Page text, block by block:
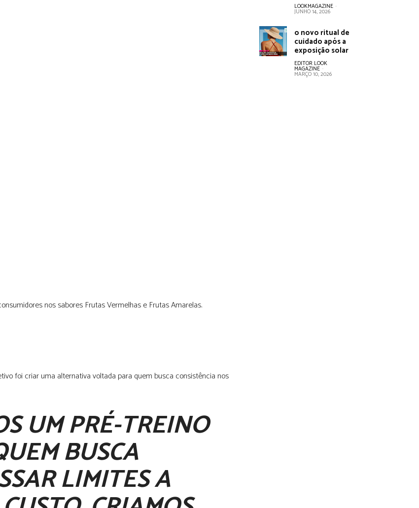
nos sabores Frutas Vermelhas e Frutas Amarelas.
foi criar uma alternativa voltada para quem busca consistência nos
UM PRÉ-TREINO
BUSCA
LIMITES A
LOOKMAGAZINE -
JUNHO 14, 2026
o novo ritual de
cuidado após a
exposição solar
EDITOR LOOK
MAGAZINE -
MARÇO 10, 2026